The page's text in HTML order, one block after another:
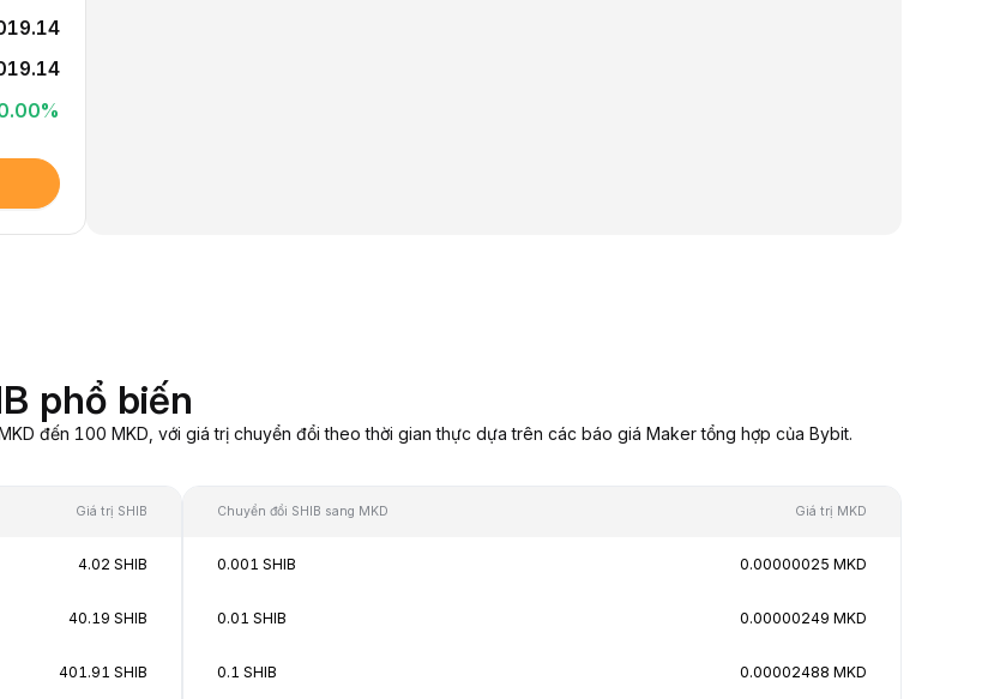
%
phổ biến
đến 100 MKD, với giá trị chuyển đổi theo thời gian thực dựa trên các báo giá Maker tổng hợp của Bybit.
Giá trị SHIB
4.02 SHIB
40.19 SHIB
401.91 SHIB
Chuyển đổi SHIB sang MKD Giá trị MKD
0.001 SHIB 0.00000025 MKD
0.01 SHIB 0.00000249 MKD
0.1 SHIB 0.00002488 MKD